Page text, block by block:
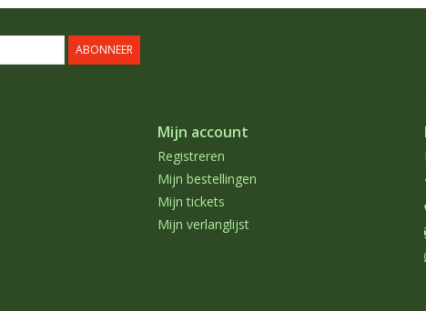
ABONNEER
Mijn account
Registreren
Mijn bestellingen
Mijn tickets
Mijn verlanglijst